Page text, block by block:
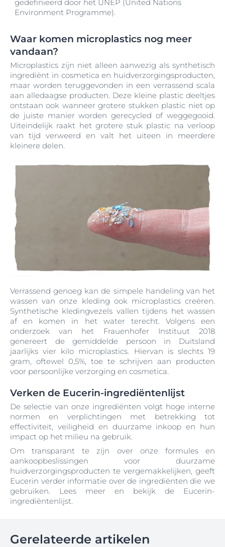
gedefinieerd door het UNEP (United Nations
Environment Programme).
Waar komen microplastics nog meer
vandaan?
Microplastics zijn niet alleen aanwezig als synthetisch
ingrediënt in cosmetica en huidverzorgingsproducten,
maar worden teruggevonden in een verrassend scala
aan alledaagse producten. Deze kleine plastic deeltjes
ontstaan ook wanneer grotere stukken plastic niet op
de juiste manier worden gerecycled of weggegooid.
Uiteindelijk raakt het grotere stuk plastic na verloop
van tijd verweerd en valt het uiteen in meerdere
kleinere delen.
Verrassend genoeg kan de simpele handeling van het
wassen van onze kleding ook microplastics creëren.
Synthetische kledingvezels vallen tijdens het wassen
af en komen in het water terecht. Volgens een
onderzoek van het Frauenhofer Instituut 2018
genereert de gemiddelde persoon in Duitsland
jaarlijks vier kilo microplastics. Hiervan is slechts 19
gram, oftewel 0,5%, toe te schrijven aan producten
voor persoonlijke verzorging en cosmetica.
Verken de Eucerin-ingrediëntenlijst
De selectie van onze ingrediënten volgt hoge interne
normen en verplichtingen met betrekking tot
effectiviteit, veiligheid en duurzame inkoop en hun
impact op het milieu na gebruik.
Om transparant te zijn over onze formules en
aankoopbeslissingen voor duurzame
huidverzorgingsproducten te vergemakkelijken, geeft
Eucerin verder informatie over de ingrediënten die we
gebruiken. Lees meer en bekijk de Eucerin-
ingrediëntenlijst.
Gerelateerde artikelen